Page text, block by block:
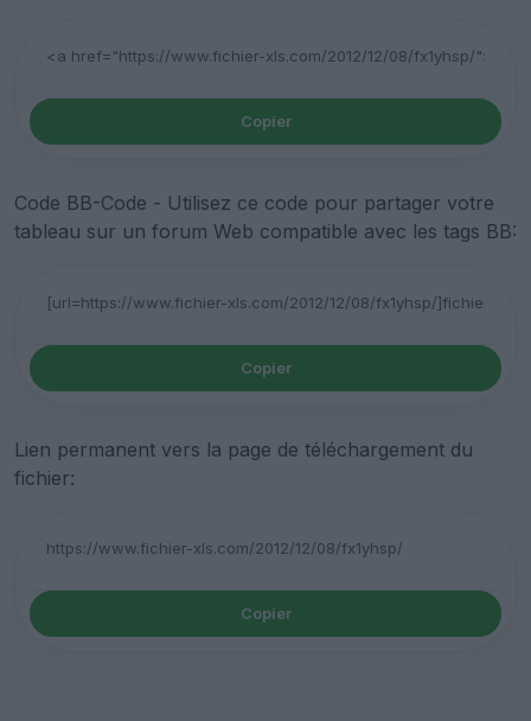
Copier
Code BB-Code - Utilisez ce code pour partager votre
tableau sur un forum Web compatible avec les tags BB:
Copier
Lien permanent vers la page de téléchargement du
fichier:
Copier